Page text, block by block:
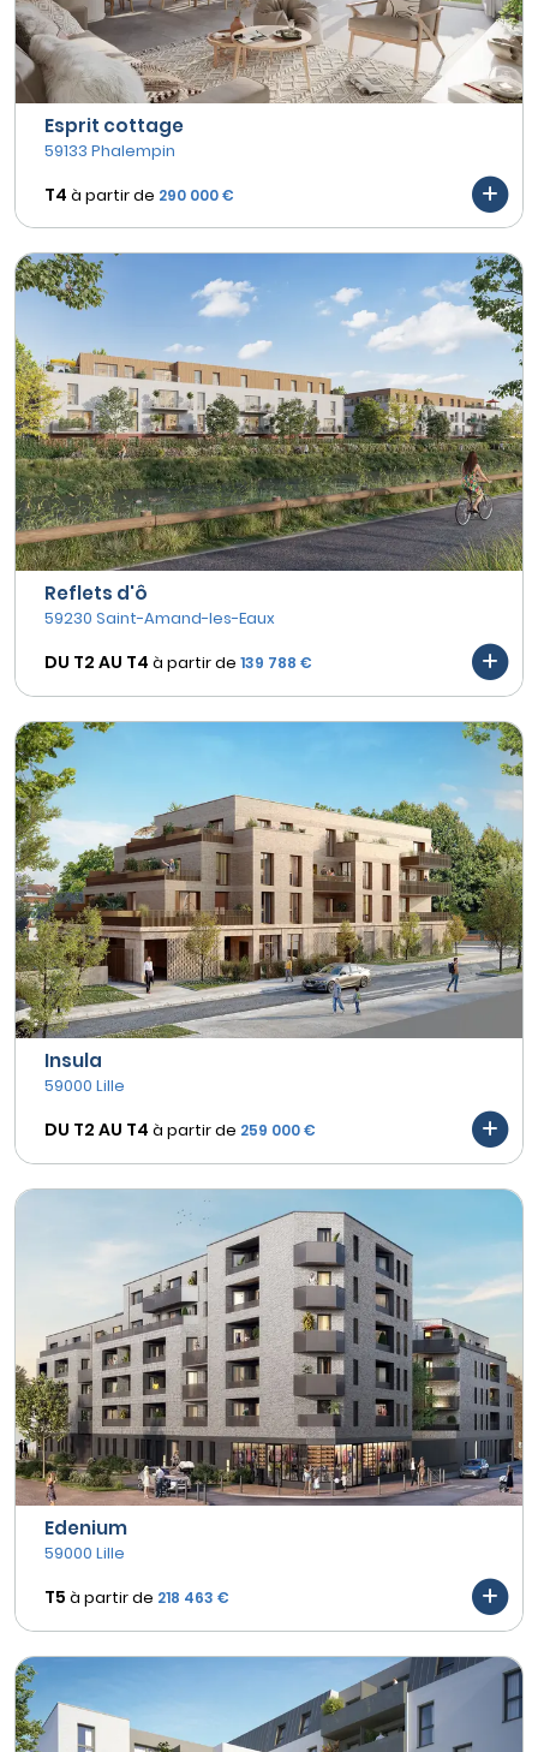
Esprit cottage
59133 Phalempin
T4 à partir de 290 000 €
Reflets d'ô
59230 Saint-Amand-les-Eaux
DU T2 AU T4 à partir de 139 788 €
Insula
59000 Lille
DU T2 AU T4 à partir de 259 000 €
Edenium
59000 Lille
T5 à partir de 218 463 €